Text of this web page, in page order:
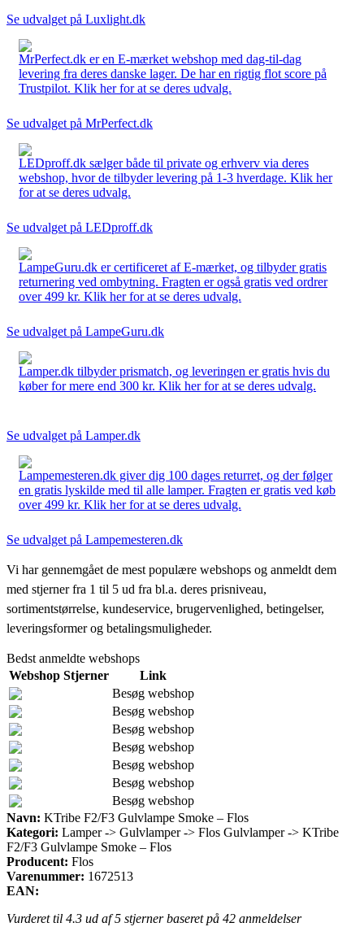
Se udvalget på Luxlight.dk
MrPerfect.dk er en E-mærket webshop med dag-til-dag
levering fra deres danske lager. De har en rigtig flot score på
Trustpilot. Klik her for at se deres udvalg.
Se udvalget på MrPerfect.dk
LEDproff.dk sælger både til private og erhverv via deres
webshop, hvor de tilbyder levering på 1-3 hverdage. Klik her
for at se deres udvalg.
Se udvalget på LEDproff.dk
LampeGuru.dk er certificeret af E-mærket, og tilbyder gratis
returnering ved ombytning. Fragten er også gratis ved ordrer
over 499 kr. Klik her for at se deres udvalg.
Se udvalget på LampeGuru.dk
Lamper.dk tilbyder prismatch, og leveringen er gratis hvis du
køber for mere end 300 kr. Klik her for at se deres udvalg.
Se udvalget på Lamper.dk
Lampemesteren.dk giver dig 100 dages returret, og der følger
en gratis lyskilde med til alle lamper. Fragten er gratis ved køb
over 499 kr. Klik her for at se deres udvalg.
Se udvalget på Lampemesteren.dk
Vi har gennemgået de mest populære webshops og anmeldt dem
med stjerner fra 1 til 5 ud fra bl.a. deres prisniveau,
sortimentstørrelse, kundeservice, brugervenlighed, betingelser,
leveringsformer og betalingsmuligheder.
Bedst anmeldte webshops
Webshop Stjerner
Link
Besøg webshop
Besøg webshop
Besøg webshop
Besøg webshop
Besøg webshop
Besøg webshop
Besøg webshop
Navn: KTribe F2/F3 Gulvlampe Smoke – Flos
Kategori: Lamper -> Gulvlamper -> Flos Gulvlamper -> KTribe
F2/F3 Gulvlampe Smoke – Flos
Producent: Flos
Varenummer: 1672513
EAN:
Vurderet til 4.3 ud af 5 stjerner baseret på 42 anmeldelser